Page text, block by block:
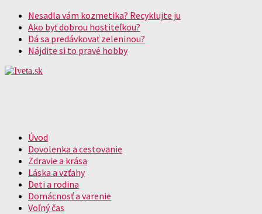
Nesadla vám kozmetika? Recyklujte ju
Ako byť dobrou hostiteľkou?
Dá sa predávkovať zeleninou?
Nájdite si to pravé hobby
Úvod
Dovolenka a cestovanie
Zdravie a krása
Láska a vzťahy
Deti a rodina
Domácnosť a varenie
Voľný čas